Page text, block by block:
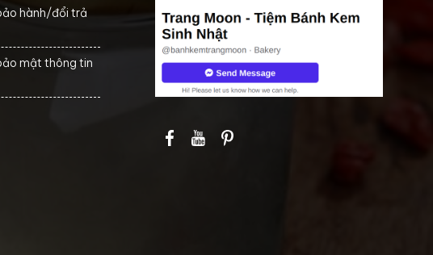
hành/đổi trả
mật thông tin